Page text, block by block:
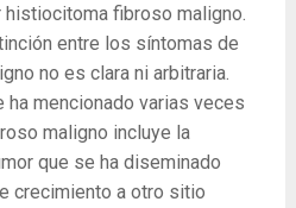
fibroso maligno.
entre los síntomas de
no es clara ni arbitraria.
ha mencionado varias veces
maligno incluye la
que se ha diseminado
crecimiento a otro sitio